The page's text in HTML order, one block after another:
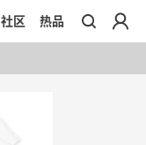
社区 热品